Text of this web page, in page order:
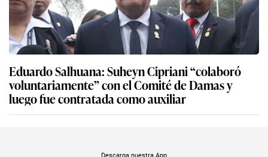
Eduardo Salhuana: Suheyn Cipriani “colaboró
voluntariamente” con el Comité de Damas y
luego fue contratada como auxiliar
Descarga nuestra App